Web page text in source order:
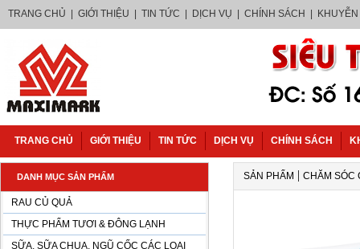
TRANG CHỦ GIỚI THIỆU TIN TỨC DỊCH VỤ CHÍNH SÁCH
TRANG CHỦ GIỚI THIỆU TIN TỨC DỊCH VỤ CHÍNH SÁCH
DANH MỤC SẢN PHẨM
RAU CỦ QUẢ
THỰC PHẨM TƯƠI & ĐÔNG LẠNH
SỮA, SỮA CHUA, NGŨ CỐC CÁC LOẠI
SẢN PHẨM | CHĂM SÓC